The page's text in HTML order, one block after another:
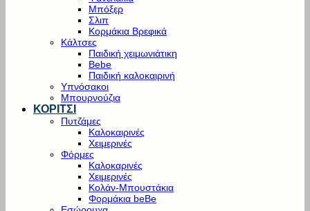
Μπόξερ
Σλιπ
Κορμάκια Βρεφικά
Κάλτσες
Παιδική χειμωνιάτικη
Bebe
Παιδική καλοκαιρινή
Υπνόσακοι
Μπουρνούζια
ΚΟΡΙΤΣΙ
Πυτζάμες
Καλοκαιρινές
Χειμερινές
Φόρμες
Καλοκαρινές
Χειμερινές
Κολάν-Μπουστάκια
Φορμάκια beBe